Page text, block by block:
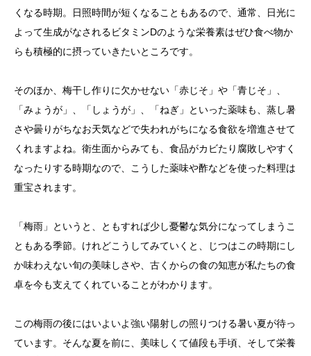
くなる時期。日照時間が短くなることもあるので、通常、日光に
よって生成がなされるビタミンDのような栄養素はぜひ食べ物か
らも積極的に摂っていきたいところです。
そのほか、梅干し作りに欠かせない「赤じそ」や「青じそ」、
「みょうが」、「しょうが」、「ねぎ」といった薬味も、蒸し暑
さや曇りがちなお天気などで失われがちになる食欲を増進させて
くれますよね。衛生面からみても、食品がカビたり腐敗しやすく
なったりする時期なので、こうした薬味や酢などを使った料理は
重宝されます。
「梅雨」というと、ともすれば少し憂鬱な気分になってしまうこ
ともある季節。けれどこうしてみていくと、じつはこの時期にし
か味わえない旬の美味しさや、古くからの食の知恵が私たちの食
卓を今も支えてくれていることがわかります。
この梅雨の後にはいよいよ強い陽射しの照りつける暑い夏が待っ
ています。そんな夏を前に、美味しくて値段も手頃、そして栄養